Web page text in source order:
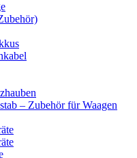
– Zubehör für Waagen